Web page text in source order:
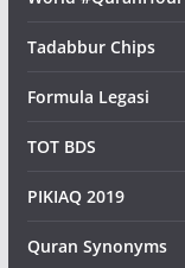
Tadabbur Chips
Formula Legasi
TOT BDS
PIKIAQ 2019
Quran Synonyms